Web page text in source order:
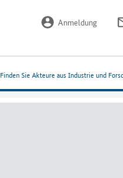
Finden Sie Akteure aus Industrie und
Anmeldung